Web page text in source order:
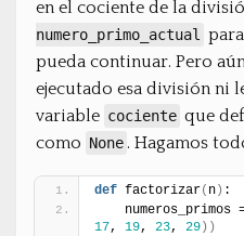
en el cociente de la
numero_primo_actual
pueda continuar. Pero
ejecutado esa división ni
variable cociente que
como None . Hagamos
def factorizar( n ) :
numeros_primos
17, 19, 23, 29 ) )